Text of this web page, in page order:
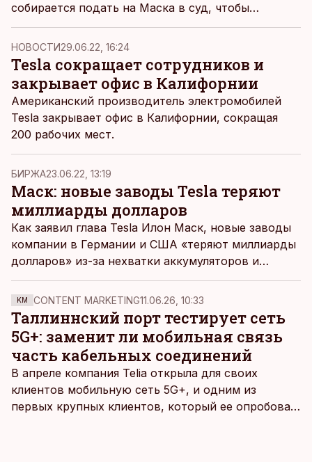
собирается подать на Маска в суд, чтобы
добиться выполнения соглашения, пишетРусская
служба Би-би-си.
НОВОСТИ29.06.22, 16:24
Tesla сокращает сотрудников и
закрывает офис в Калифорнии
Американский производитель электромобилей
Tesla закрывает офис в Калифорнии, сокращая
200 рабочих мест.
БИРЖА23.06.22, 13:19
Маск: новые заводы Tesla теряют
миллиарды долларов
Как заявил глава Tesla Илон Маск, новые заводы
компании в Германии и США «теряют миллиарды
долларов» из-за нехватки аккумуляторов и
перебоев с поставками в Китае.
KM CONTENT MARKETING11.06.26, 10:33
Таллиннский порт тестирует сеть
5G+: заменит ли мобильная связь
часть кабельных соединений
В апреле компания Telia открыла для своих
клиентов мобильную сеть 5G+, и одним из
первых крупных клиентов, который ее опробовал,